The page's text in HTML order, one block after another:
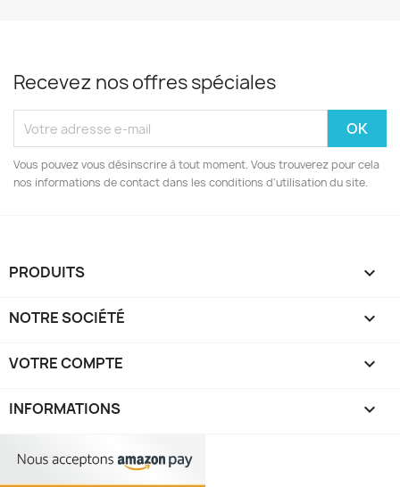
Recevez nos offres spéciales
Vous pouvez vous désinscrire à tout moment. Vous trouverez pour cela
nos informations de contact dans les conditions d'utilisation du site.
PRODUITS 
NOTRE SOCIÉTÉ 
VOTRE COMPTE 
INFORMATIONS keyboard_arrow_down